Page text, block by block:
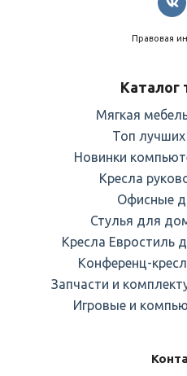
Правовая
Каталог
Мягкая
Топ лучших
Новинки
Кресла
Офисные
Стулья для
Кресла Евростиль
Конференц-
Запчасти и
Игровые и